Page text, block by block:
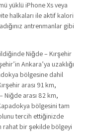
yüklü iPhone Xs veya
halkaları ile aktif kalori
antrenmanlar gibi
Niğde – Kırşehir
Ankara’ya uzaklığı
bölgesine dahil
arası 91 km,
Niğde arası 82 km,
bölgesini tam
tercih ettiğinizde
rahat bir şekilde bölgeyi